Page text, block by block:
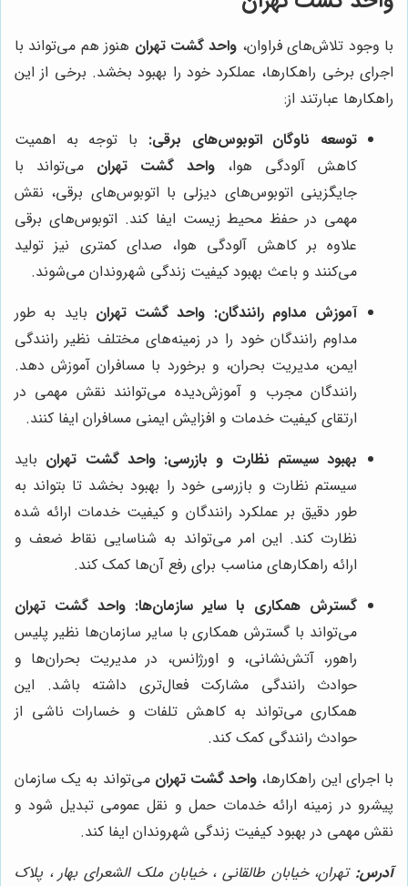
با وجود تلاش‌های فراوان، واحد گشت تهران هنوز هم می‌تواند با
اجرای برخی راهکارها، عملکرد خود را بهبود بخشد. برخی از این
راهکارها عبارتند از:
توسعه ناوگان اتوبوس‌های برقی: با توجه به اهمیت
کاهش آلودگی هوا، واحد گشت تهران می‌تواند با
جایگزینی اتوبوس‌های دیزلی با اتوبوس‌های برقی، نقش
مهمی در حفظ محیط زیست ایفا کند. اتوبوس‌های برقی
علاوه بر کاهش آلودگی هوا، صدای کمتری نیز تولید
می‌کنند و باعث بهبود کیفیت زندگی شهروندان می‌شوند.
آموزش مداوم رانندگان: واحد گشت تهران باید به طور
مداوم رانندگان خود را در زمینه‌های مختلف نظیر رانندگی
ایمن، مدیریت بحران، و برخورد با مسافران آموزش دهد.
رانندگان مجرب و آموزش‌دیده می‌توانند نقش مهمی در
ارتقای کیفیت خدمات و افزایش ایمنی مسافران ایفا کنند.
بهبود سیستم نظارت و بازرسی: واحد گشت تهران باید
سیستم نظارت و بازرسی خود را بهبود بخشد تا بتواند به
طور دقیق بر عملکرد رانندگان و کیفیت خدمات ارائه شده
نظارت کند. این امر می‌تواند به شناسایی نقاط ضعف و
ارائه راهکارهای مناسب برای رفع آن‌ها کمک کند.
گسترش همکاری با سایر سازمان‌ها: واحد گشت تهران
می‌تواند با گسترش همکاری با سایر سازمان‌ها نظیر پلیس
راهور، آتش‌نشانی، و اورژانس، در مدیریت بحران‌ها و
حوادث رانندگی مشارکت فعال‌تری داشته باشد. این
همکاری می‌تواند به کاهش تلفات و خسارات ناشی از
حوادث رانندگی کمک کند.
با اجرای این راهکارها، واحد گشت تهران می‌تواند به یک سازمان
پیشرو در زمینه ارائه خدمات حمل و نقل عمومی تبدیل شود و
نقش مهمی در بهبود کیفیت زندگی شهروندان ایفا کند.
آدرس: تهران، خیابان طالقانی ، خیابان ملک الشعرای بهار ، پلاک